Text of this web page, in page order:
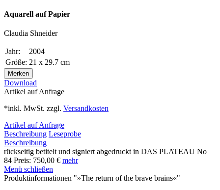
Aquarell auf Papier
Claudia Shneider
Jahr:
2004
Größe: 21 x 29.7 cm
Merken
Download
Artikel auf Anfrage
*inkl. MwSt. zzgl. Versandkosten
Artikel auf Anfrage
Beschreibung Leseprobe
Beschreibung
rückseitig betitelt und signiert abgedruckt in DAS PLATEAU No
84 Preis: 750,00 € mehr
Menü schließen
Produktinformationen "»The return of the brave brains«"